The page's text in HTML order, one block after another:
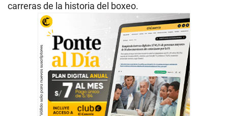
carreras de la historia del boxeo.